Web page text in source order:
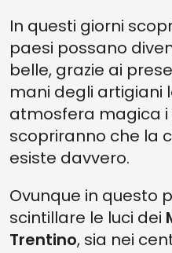
In questi giorni
paesi possano
belle, grazie ai
mani degli artigiani
atmosfera magica i
scopriranno che la
esiste davvero.
Ovunque in questo
scintillare le luci dei
Trentino, sia nei